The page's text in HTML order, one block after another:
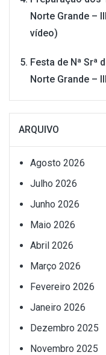
Norte Grande –
vídeo)
Festa de Nª Srª
Norte Grande –
ARQUIVO
Agosto 2026
Julho 2026
Junho 2026
Maio 2026
Abril 2026
Março 2026
Fevereiro 2026
Janeiro 2026
Dezembro 2025
Novembro 2025